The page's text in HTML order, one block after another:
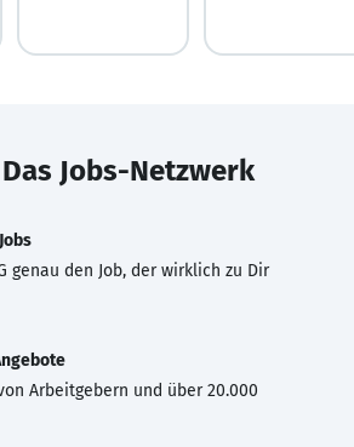
Das Jobs-Netzwerk
genau den Job, der wirklich zu Dir
Arbeitgebern und über 20.000